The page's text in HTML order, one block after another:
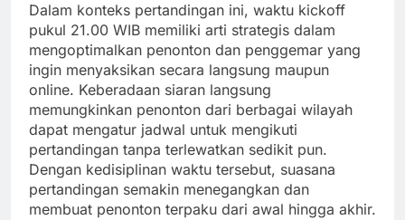
Dalam konteks pertandingan ini, waktu kickoff
pukul 21.00 WIB memiliki arti strategis dalam
mengoptimalkan penonton dan penggemar yang
ingin menyaksikan secara langsung maupun
online. Keberadaan siaran langsung
memungkinkan penonton dari berbagai wilayah
dapat mengatur jadwal untuk mengikuti
pertandingan tanpa terlewatkan sedikit pun.
Dengan kedisiplinan waktu tersebut, suasana
pertandingan semakin menegangkan dan
membuat penonton terpaku dari awal hingga akhir.